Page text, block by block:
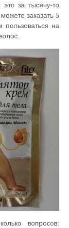
это за тысячу-то
заказать 5
на
вопросов: